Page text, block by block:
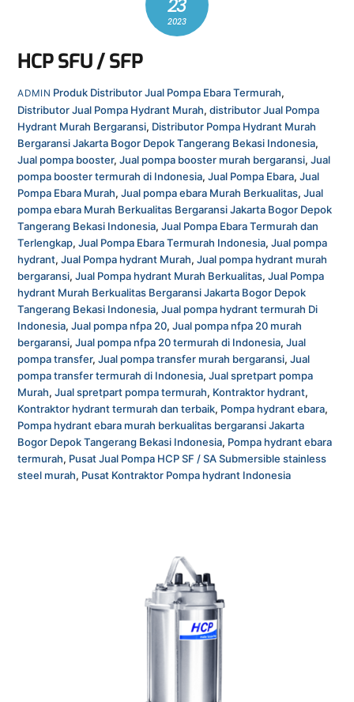
23
2023
HCP SFU / SFP
ADMIN Produk Distributor Jual Pompa Ebara Termurah,
Distributor Jual Pompa Hydrant Murah,distributor Jual Pompa
Hydrant Murah Bergaransi, Distributor Pompa Hydrant Murah
Bergaransi Jakarta Bogor Depok Tangerang Bekasi Indonesia,
Jual pompa booster,Jual pompa booster murah bergaransi,Jual
pompa booster termurah di Indonesia,Jual Pompa Ebara,Jual
Pompa Ebara Murah,Jual pompa ebara Murah Berkualitas,Jual
pompa ebara Murah Berkualitas Bergaransi Jakarta Bogor Depok
Tangerang Bekasi Indonesia,Jual Pompa Ebara Termurah dan
Terlengkap,Jual Pompa Ebara Termurah Indonesia,Jual pompa
hydrant,Jual Pompa hydrant Murah,Jual pompa hydrant murah
bergaransi,Jual Pompa hydrant Murah Berkualitas,Jual Pompa
hydrant Murah Berkualitas Bergaransi Jakarta Bogor Depok
Tangerang Bekasi Indonesia,Jual pompa hydrant termurah Di
Indonesia,Jual pompa nfpa 20,Jual pompa nfpa 20 murah
bergaransi,Jual pompa nfpa 20 termurah di Indonesia,Jual
pompa transfer,Jual pompa transfer murah bergaransi,Jual
pompa transfer termurah di Indonesia,Jual spretpart pompa
Murah,Jual spretpart pompa termurah, Kontraktor hydrant,
Kontraktor hydrant termurah dan terbaik, Pompa hydrant ebara,
Pompa hydrant ebara murah berkualitas bergaransi Jakarta
Bogor Depok Tangerang Bekasi Indonesia, Pompa hydrant ebara
termurah, Pusat Jual Pompa HCP SF / SA Submersible stainless
steel murah, Pusat Kontraktor Pompa hydrant Indonesia